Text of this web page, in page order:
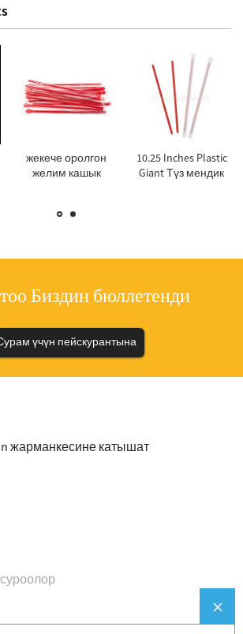
жекече оролгон
желим кашык
10.25 Inches Plastic
Giant Түз мендик
Биздин бюллетенди
үчүн пейскурантына
жарманкесине катышат